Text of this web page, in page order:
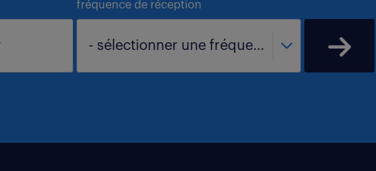
fréquence de réception
- sélectionner une fréquence -